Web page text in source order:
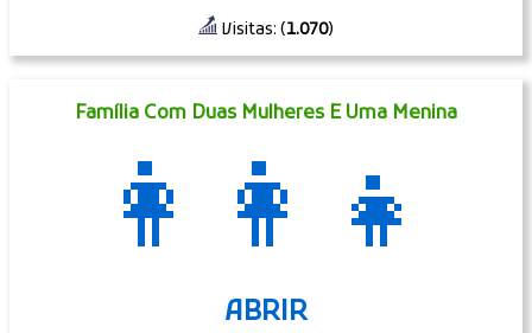
Visitas: (1.070)
Família Com Duas Mulheres E Uma Menina
👩‍👩‍👧
ABRIR